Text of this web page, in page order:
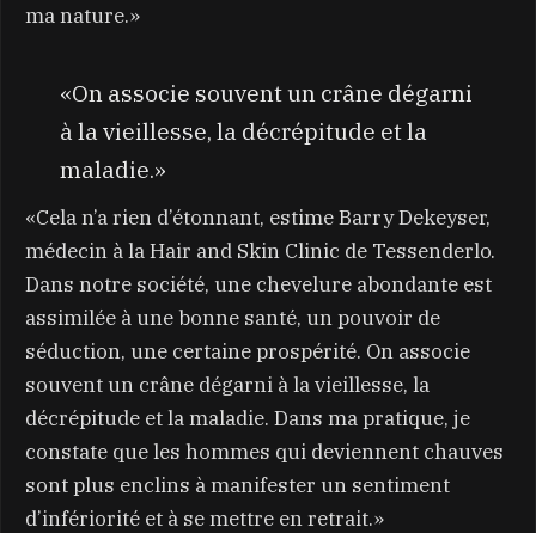
ma nature.»
«On associe souvent un crâne dégarni
à la vieillesse, la décrépitude et la
maladie.»
«Cela n’a rien d’étonnant, estime Barry Dekeyser,
médecin à la Hair and Skin Clinic de Tessenderlo.
Dans notre société, une chevelure abondante est
assimilée à une bonne santé, un pouvoir de
séduction, une certaine prospérité. On associe
souvent un crâne dégarni à la vieillesse, la
décrépitude et la maladie. Dans ma pratique, je
constate que les hommes qui deviennent chauves
sont plus enclins à manifester un sentiment
d’infériorité et à se mettre en retrait.»